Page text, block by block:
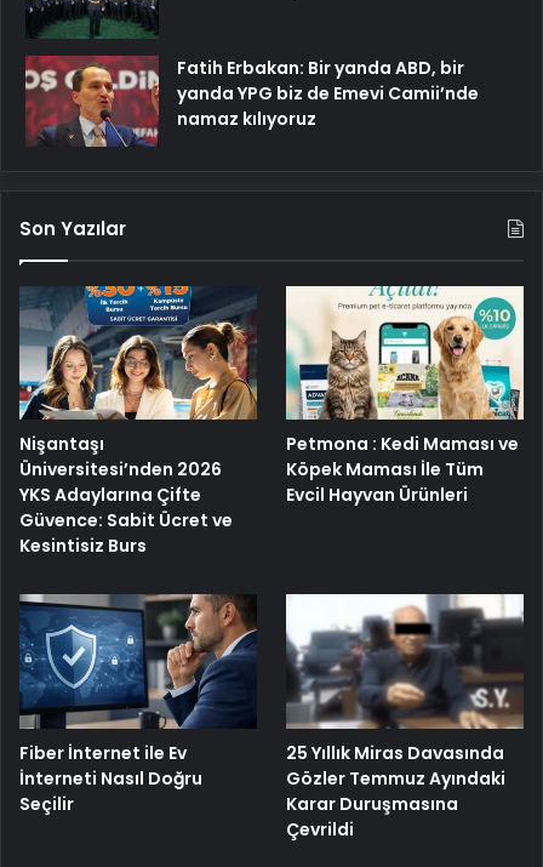
Fatih Erbakan: Bir yanda ABD, bir
yanda YPG biz de Emevi Camii’nde
namaz kılıyoruz
Son Yazılar
Nişantaşı
Üniversitesi’nden 2026
YKS Adaylarına Çifte
Güvence: Sabit Ücret ve
Kesintisiz Burs
Petmona : Kedi Maması ve
Köpek Maması İle Tüm
Evcil Hayvan Ürünleri
Fiber İnternet ile Ev
İnterneti Nasıl Doğru
Seçilir
25 Yıllık Miras Davasında
Gözler Temmuz Ayındaki
Karar Duruşmasına
Çevrildi